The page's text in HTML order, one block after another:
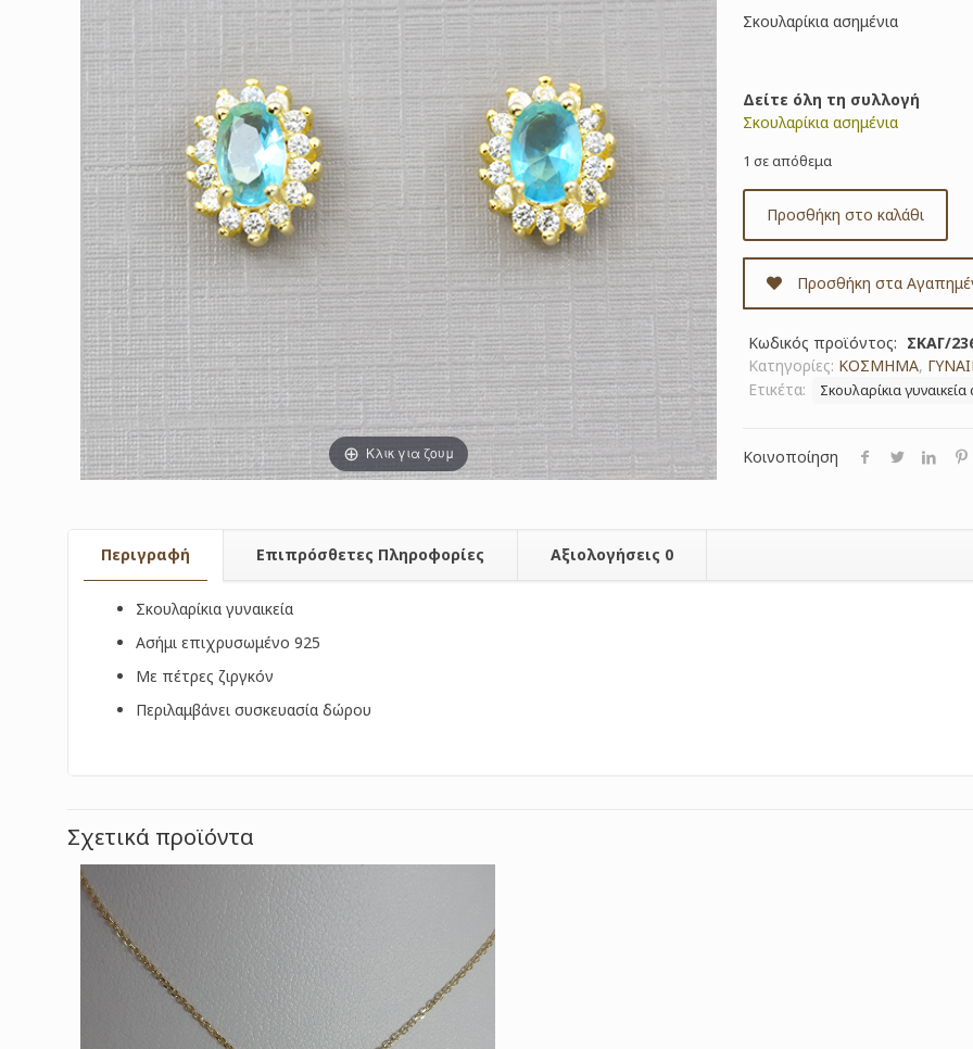
Κλικ για ζουμ
Σκουλαρίκια ασημένια
Δείτε όλη τη συλλογή
Σκουλαρίκια ασημένια
1 σε απόθεμα
Προσθήκη στο καλάθι
Προσθήκη στα
Κωδικός προϊόντος: ΣΚΑΓ/
Κατηγορίες: ΚΟΣΜΗΜΑ,
Ετικέτα:
Σκουλαρίκια γυναικεία
Κοινοποίηση
Περιγραφή Επιπρόσθετες Πληροφορίες Αξιολογήσεις 0
Σκουλαρίκια γυναικεία
Ασήμι επιχρυσωμένο 925
Με πέτρες ζιργκόν
Περιλαμβάνει συσκευασία δώρου
Σχετικά προϊόντα